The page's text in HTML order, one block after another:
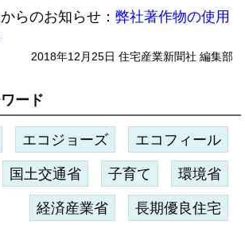
らのお知らせ： 弊社著作物の使用
2018年12月25日 住宅産業新聞社 編集部
ード
エコジョーズ エコフィール
国土交通省 子育て 環境省
経済産業省 長期優良住宅